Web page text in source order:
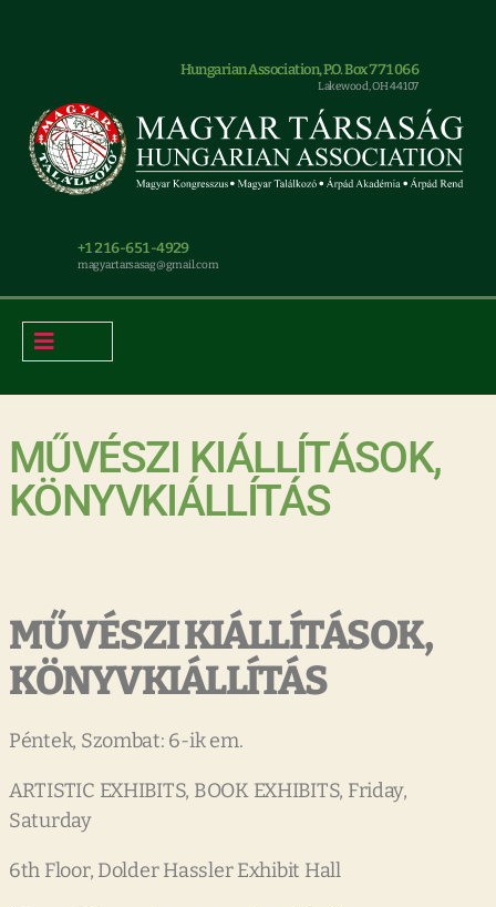
Hungarian Association, P.O. Box 771066
Lakewood, OH 44107
+1 216-651-4929
magyar.tarsasag@gmail.com
MŰVÉSZI KIÁLLÍTÁSOK,
KÖNYVKIÁLLÍTÁS
MŰVÉSZI KIÁLLÍTÁSOK,
KÖNYVKIÁLLÍTÁS
Péntek, Szombat: 6-ik em.
ARTISTIC EXHIBITS, BOOK EXHIBITS, Friday,
Saturday
6th Floor, Dolder Hassler Exhibit Hall